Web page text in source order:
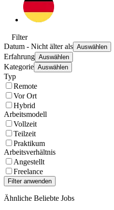
Filter
Datum - Nicht älter als Auswählen
Erfahrung Auswählen
Kategorie Auswählen
Typ
Remote
Vor Ort
Hybrid
Arbeitsmodell
Vollzeit
Teilzeit
Praktikum
Arbeitsverhältnis
Angestellt
Freelance
Ähnliche Beliebte Jobs